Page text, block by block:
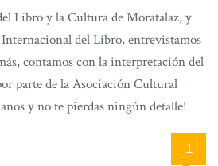
Libro y la Cultura de Moratalaz, y
del Libro, entrevistamos
contamos con la interpretación del
parte de la Asociación Cultural
y no te pierdas ningún detalle!
1